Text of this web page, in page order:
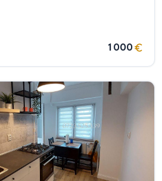
1 000